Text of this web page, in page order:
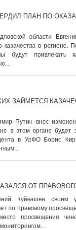
ПЛАН ПО
области
казачества в регионе.
будут привлекать
ЗАЙМЕТСЯ
Путин внес
в этом органе будет
в УрФО Борис
ОТ
Куйвашев своим
по правовому
просвещения